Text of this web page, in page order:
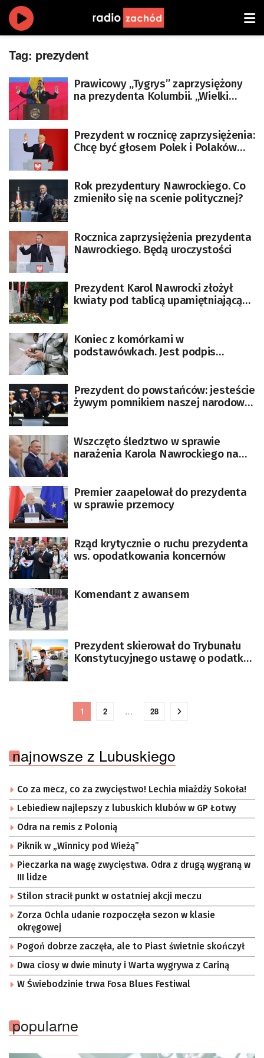
Tag: prezydent
Prawicowy „Tygrys” zaprzysiężony
na prezydenta Kolumbii. „Wielki
Prezydent w rocznicę zaprzysiężenia:
Chcę być głosem Polek i Polaków
Rok prezydentury Nawrockiego. Co
zmieniło się na scenie politycznej?
Rocznica zaprzysiężenia prezydenta
Nawrockiego. Będą uroczystości
Prezydent Karol Nawrocki złożył
kwiaty pod tablicą upamiętniającą
Koniec z komórkami w
podstawówkach. Jest podpis
Prezydent do powstańców: jesteście
żywym pomnikiem naszej narodowej
Wszczęto śledztwo w sprawie
narażenia Karola Nawrockiego na
Premier zaapelował do prezydenta
w sprawie przemocy
Rząd krytycznie o ruchu prezydenta
ws. opodatkowania koncernów
Komendant z awansem
Prezydent skierował do Trybunału
Konstytucyjnego ustawę o podatku
1 2 … 28
najnowsze z Lubuskiego
Co za mecz, co za zwycięstwo! Lechia miażdży Sokoła!
Lebiediew najlepszy z lubuskich klubów w GP Łotwy
Odra na remis z Polonią
Piknik w „Winnicy pod Wieżą”
Pieczarka na wagę zwycięstwa. Odra z drugą wygraną w
III lidze
Stilon stracił punkt w ostatniej akcji meczu
Zorza Ochla udanie rozpoczęła sezon w klasie
okręgowej
Pogoń dobrze zaczęła, ale to Piast świetnie skończył
Dwa ciosy w dwie minuty i Warta wygrywa z Cariną
W Świebodzinie trwa Fosa Blues Festiwal
popularne